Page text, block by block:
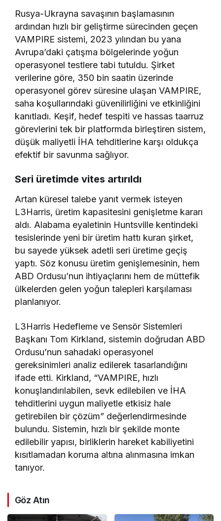
Rusya-Ukrayna savaşının başlamasının
ardından hızlı bir geliştirme sürecinden geçen
VAMPIRE sistemi, 2023 yılından bu yana
Avrupa’daki çatışma bölgelerinde yoğun
operasyonel testlere tabi tutuldu. Şirket
verilerine göre, 350 bin saatin üzerinde
operasyonel görev süresine ulaşan VAMPIRE,
saha koşullarındaki güvenilirliğini ve etkinliğini
kanıtladı. Keşif, hedef tespiti ve hassas taarruz
görevlerini tek bir platformda birleştiren sistem,
düşük maliyetli İHA tehditlerine karşı oldukça
efektif bir savunma sağlıyor.
Seri üretimde vites artırıldı
Artan küresel talebe yanıt vermek isteyen
L3Harris, üretim kapasitesini genişletme kararı
aldı. Alabama eyaletinin Huntsville kentindeki
tesislerinde yeni bir üretim hattı kuran şirket,
bu sayede yüksek adetli seri üretime geçiş
yaptı. Söz konusu üretim genişlemesinin, hem
ABD Ordusu’nun ihtiyaçlarını hem de müttefik
ülkelerden gelen yoğun talepleri karşılaması
planlanıyor.
L3Harris Hedefleme ve Sensör Sistemleri
Başkanı Tom Kirkland, sistemin doğrudan ABD
Ordusu’nun sahadaki operasyonel
gereksinimleri analiz edilerek tasarlandığını
ifade etti. Kirkland, “VAMPIRE, hızlı
konuşlandırılabilen, sevk edilebilen ve İHA
tehditlerini uygun maliyetle etkisiz hale
getirebilen bir çözüm” değerlendirmesinde
bulundu. Sistemin, hızlı bir şekilde monte
edilebilir yapısı, birliklerin hareket kabiliyetini
kısıtlamadan koruma altına alınmasına imkan
tanıyor.
Göz Atın